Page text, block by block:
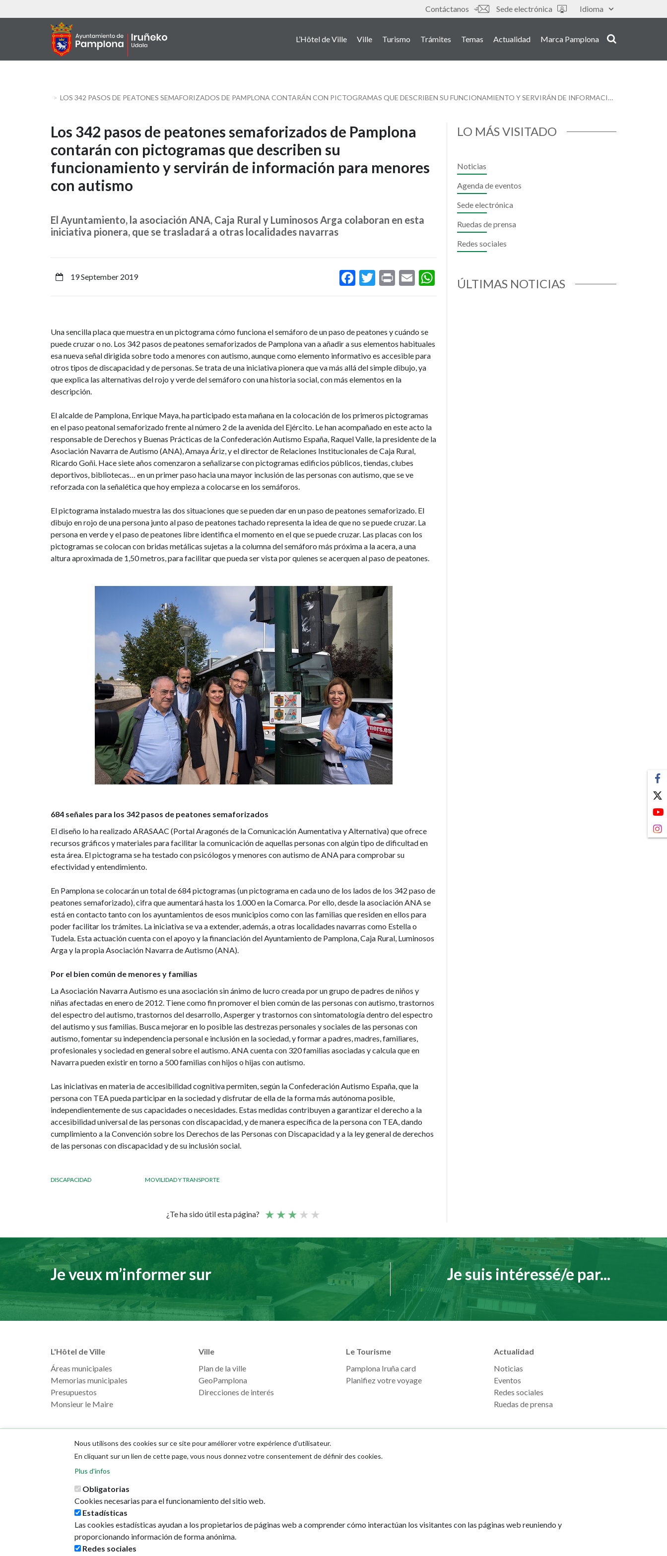
au
Idioma
Outils
Contáctanos Sede electrónica
L’Hôtel de Ville Ville Turismo Trámites Temas Actualidad Marca Pamplona
LOS 342 PASOS DE PEATONES SEMAFORIZADOS DE PAMPLONA CONTARÁN CON PICTOGRAMAS QUE DESCRIBEN SU FUNCIONAMIENTO Y SERVIRÁN DE INFORMACIÓN PARA MENORES CON AUTISMO
Los
342
pasos
de
peatones
semaforizados
Pamplona
con
pictogramas
que
describen
su
funcionamiento
y
servirán
de
información
para
menores
Los 342 pasos de peatones semaforizados de Pamplona
contarán con pictogramas que describen su
funcionamiento y servirán de información para menores
con autismo
El Ayuntamiento, la asociación ANA, Caja Rural y Luminosos Arga colaboran en esta
iniciativa pionera, que se trasladará a otras localidades navarras
19 September 2019 Facebook
Twitter
PrintEmailWhatsApp
Una sencilla placa que muestra en un pictograma cómo funciona el semáforo de un paso de peatones y cuándo se
puede cruzar o no. Los 342 pasos de peatones semaforizados de Pamplona van a añadir a sus elementos habituales
esa nueva señal dirigida sobre todo a menores con autismo, aunque como elemento informativo es accesible para
otros tipos de discapacidad y de personas. Se trata de una iniciativa pionera que va más allá del simple dibujo, ya
que explica las alternativas del rojo y verde del semáforo con una historia social, con más elementos en la
descripción.
El alcalde de Pamplona, Enrique Maya, ha participado esta mañana en la colocación de los primeros pictogramas
en el paso peatonal semaforizado frente al número 2 de la avenida del Ejército. Le han acompañado en este acto la
responsable de Derechos y Buenas Prácticas de la Confederación Autismo España, Raquel Valle, la presidente de la
Asociación Navarra de Autismo (ANA), Amaya Áriz, y el director de Relaciones Institucionales de Caja Rural,
Ricardo Goñi. Hace siete años comenzaron a señalizarse con pictogramas edificios públicos, tiendas, clubes
deportivos, bibliotecas… en un primer paso hacia una mayor inclusión de las personas con autismo, que se ve
reforzada con la señalética que hoy empieza a colocarse en los semáforos.
El pictograma instalado muestra las dos situaciones que se pueden dar en un paso de peatones semaforizado. El
dibujo en rojo de una persona junto al paso de peatones tachado representa la idea de que no se puede cruzar. La
persona en verde y el paso de peatones libre identifica el momento en el que se puede cruzar. Las placas con los
pictogramas se colocan con bridas metálicas sujetas a la columna del semáforo más próxima a la acera, a una
altura aproximada de 1,50 metros, para facilitar que pueda ser vista por quienes se acerquen al paso de peatones.
684 señales para los 342 pasos de peatones semaforizados
El diseño lo ha realizado ARASAAC (Portal Aragonés de la Comunicación Aumentativa y Alternativa) que ofrece
recursos gráficos y materiales para facilitar la comunicación de aquellas personas con algún tipo de dificultad en
esta área. El pictograma se ha testado con psicólogos y menores con autismo de ANA para comprobar su
efectividad y entendimiento.
En Pamplona se colocarán un total de 684 pictogramas (un pictograma en cada uno de los lados de los 342 paso de
peatones semaforizado), cifra que aumentará hasta los 1.000 en la Comarca. Por ello, desde la asociación ANA se
está en contacto tanto con los ayuntamientos de esos municipios como con las familias que residen en ellos para
poder facilitar los trámites. La iniciativa se va a extender, además, a otras localidades navarras como Estella o
Tudela. Esta actuación cuenta con el apoyo y la financiación del Ayuntamiento de Pamplona, Caja Rural, Luminosos
Arga y la propia Asociación Navarra de Autismo (ANA).
Por el bien común de menores y familias
La Asociación Navarra Autismo es una asociación sin ánimo de lucro creada por un grupo de padres de niños y
niñas afectadas en enero de 2012. Tiene como fin promover el bien común de las personas con autismo, trastornos
del espectro del autismo, trastornos del desarrollo, Asperger y trastornos con sintomatología dentro del espectro
del autismo y sus familias. Busca mejorar en lo posible las destrezas personales y sociales de las personas con
autismo, fomentar su independencia personal e inclusión en la sociedad, y formar a padres, madres, familiares,
profesionales y sociedad en general sobre el autismo. ANA cuenta con 320 familias asociadas y calcula que en
Navarra pueden existir en torno a 500 familias con hijos o hijas con autismo.
Las iniciativas en materia de accesibilidad cognitiva permiten, según la Confederación Autismo España, que la
persona con TEA pueda participar en la sociedad y disfrutar de ella de la forma más autónoma posible,
independientemente de sus capacidades o necesidades. Estas medidas contribuyen a garantizar el derecho a la
accesibilidad universal de las personas con discapacidad, y de manera específica de la persona con TEA, dando
cumplimiento a la Convención sobre los Derechos de las Personas con Discapacidad y a la ley general de derechos
de las personas con discapacidad y de su inclusión social.
DISCAPACIDAD MOVILIDAD Y TRANSPORTE
¿Te ha sido útil esta página?
LO MÁS VISITADO
Noticias
Agenda de eventos
Sede electrónica
Ruedas de prensa
Redes sociales
ÚLTIMAS NOTICIAS
Je veux m’informer sur Je suis intéressé/e par...
L'Hôtel de Ville
Áreas municipales
Memorias municipales
Presupuestos
Monsieur le Maire
Ville
Plan de la ville
GeoPamplona
Direcciones de interés
Le Tourisme
Pamplona Iruña card
Planifiez votre voyage
Actualidad
Noticias
Eventos
Redes sociales
Ruedas de prensa
31001 - Pamplona
Política de privacidad
Nous utilisons des cookies sur ce site pour améliorer votre expérience d'utilisateur.
En cliquant sur un lien de cette page, vous nous donnez votre consentement de définir des cookies.
Plus d'infos
Obligatorias
Cookies necesarias para el funcionamiento del sitio web.
Estadísticas
Las cookies estadísticas ayudan a los propietarios de páginas web a comprender cómo interactúan los visitantes con las páginas web reuniendo y
proporcionando información de forma anónima.
Redes sociales